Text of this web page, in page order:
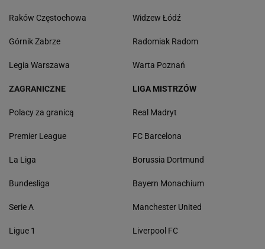
Raków Częstochowa
Górnik Zabrze
Legia Warszawa
Widzew Łódź
Radomiak Radom
Warta Poznań
ZAGRANICZNE
Polacy za granicą
Premier League
La Liga
Bundesliga
Serie A
Ligue 1
LIGA MISTRZÓW
Real Madryt
FC Barcelona
Borussia Dortmund
Bayern Monachium
Manchester United
Liverpool FC